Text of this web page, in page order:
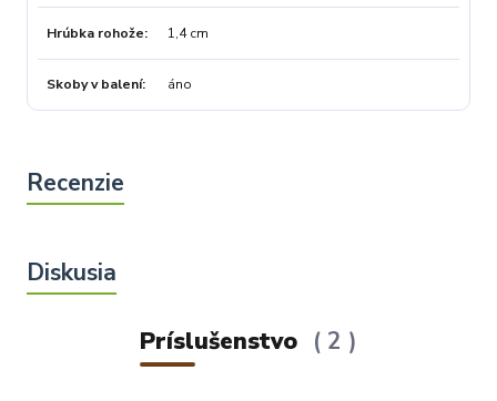
Hrúbka rohože 1,4 cm
Skoby v balení áno
Príslušenstvo 2